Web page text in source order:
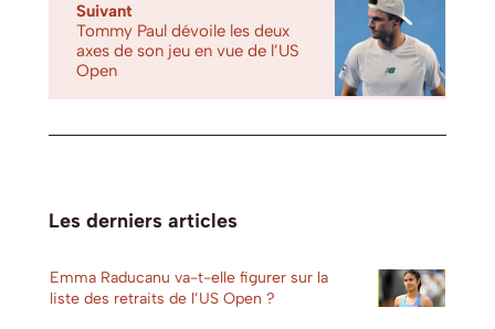
Suivant
Tommy Paul dévoile les deux
axes de son jeu en vue de l’US
Open
Les derniers articles
Emma Raducanu va-t-elle figurer sur la
liste des retraits de l’US Open ?